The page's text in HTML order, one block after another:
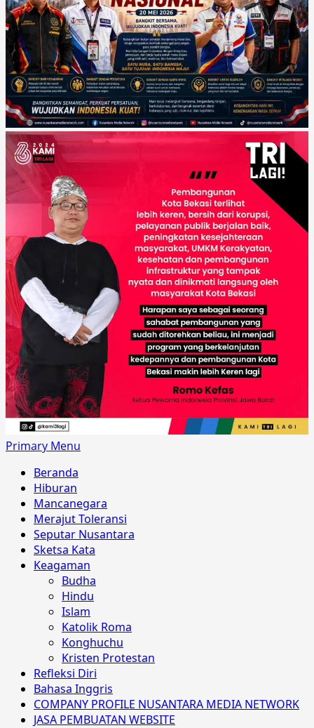
Primary Menu
Beranda
Hiburan
Mancanegara
Merajut Toleransi
Seputar Nusantara
Sketsa Kata
Keagaman
Budha
Hindu
Islam
Katolik Roma
Konghuchu
Kristen Protestan
Refleksi Diri
Bahasa Inggris
COMPANY PROFILE NUSANTARA MEDIA NETWORK
JASA PEMBUATAN WEBSITE